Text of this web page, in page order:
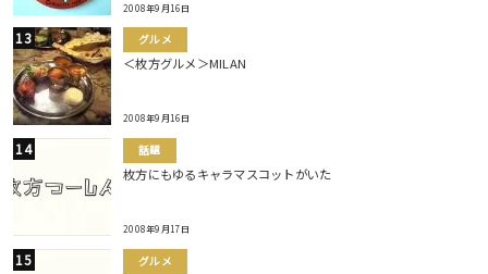
2008年9月16日
グルメ
＜枚方グルメ＞MILAN
2008年9月16日
話題
枚方にもゆるキャラマスコットがいた
2008年9月17日
グルメ